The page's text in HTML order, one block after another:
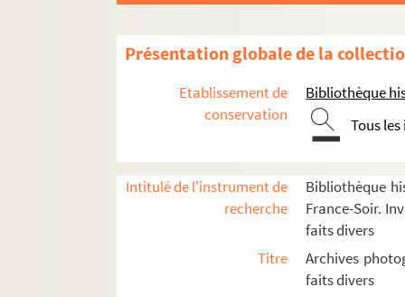
Présentation globale de la
Etablissement de
conservation
Bibliothèque
Tous
Intitulé de l'instrument de
recherche
Bibliothèque
France-Soir.
faits divers
Titre
Archives
faits divers
FSC-001100. Batou, Sylvie
FSE-002385. Bauer, Richard et Josette
FSC-001102. Bayeux, Chantal
FSE-002780. Bayle
Beaussart, Ida
Bébien (famille)
FSC-001106. Ben Salah, Kamel